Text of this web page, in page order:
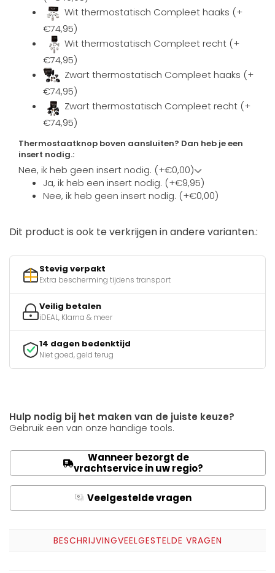
Wit thermostatisch Compleet haaks (+
€74,95)
Wit thermostatisch Compleet recht (+
€74,95)
Zwart thermostatisch Compleet haaks (+
€74,95)
Zwart thermostatisch Compleet recht (+
€74,95)
Thermostaatknop boven aansluiten? Dan heb je een
insert nodig.:
Nee, ik heb geen insert nodig. (+€0,00)
Ja, ik heb een insert nodig. (+€9,95)
Nee, ik heb geen insert nodig. (+€0,00)
Dit product is ook te verkrijgen in andere varianten.:
Stevig verpakt
Extra bescherming tijdens transport
Veilig betalen
iDEAL, Klarna & meer
14 dagen bedenktijd
Niet goed, geld terug
Hulp nodig bij het maken van de juiste keuze?
Gebruik een van onze handige tools.
Wanneer bezorgt de
vrachtservice in uw regio?
Q Veelgestelde vragen
BESCHRIJVINGVEELGESTELDE VRAGEN